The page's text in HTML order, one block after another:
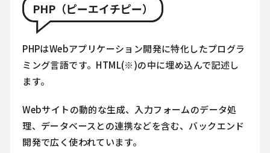
PHP（ピーエイチピー）
PHPはWebアプリケーション開発に特化したプログラ
ミング言語です。HTML(※)の中に埋め込んで記述し
ます。
Webサイトの動的な生成、入力フォームのデータ処
理、データベースとの連携などを含む、バックエンド
開発で広く使われています。